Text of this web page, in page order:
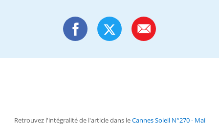
Retrouvez l'intégralité de l'article dans leCannes Soleil N°270 - Mai